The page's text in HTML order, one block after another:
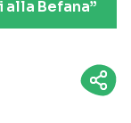
alla Befana”